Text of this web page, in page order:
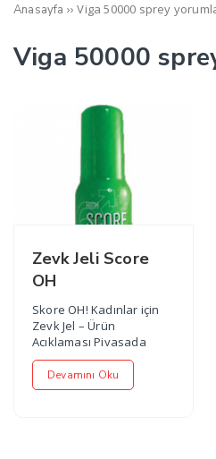
Anasayfa ››Viga 50000 sprey
Viga 50000
Zevk Jeli Score
OH
Skore OH! Kadınlar için
Zevk Jel – Ürün
Açıklaması Piyasada
çeşitli zevk jelleri
olmasına rağmen,...
Devamını Oku